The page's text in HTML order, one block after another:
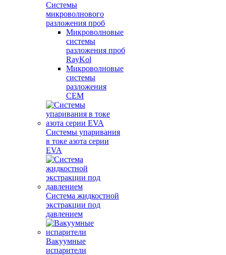
Системы
микроволнового
разложения проб
Микроволновые
системы
разложения проб
RayKol
Микроволновые
системы
разложения
CEM
Системы упаривания
в токе азота серии
EVA
Система жидкостной
экстракции под
давлением
Вакуумные
испарители